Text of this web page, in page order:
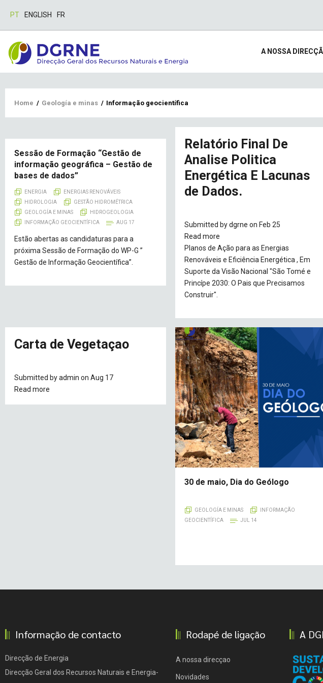
PT ENGLISH FR
A NOSSA
Breadcrumb
Home / Geología e minas / Informação geocientífica
Sessão de Formação “Gestão de
informação geográfica – Gestão de
bases de dados”
ENERGIA
ENERGIAS RENOVÁVEIS
HIDROLOGIA
GESTÃO HIDROMÉTRICA
GEOLOGÍA E MINAS
HIDROGEOLOGIA
INFORMAÇÃO GEOCIENTÍFICA
AUG 17
Estão abertas as candidaturas para a
próxima Sessão de Formação do WP-G ”
Gestão de Informação Geocientífica”.
Relatório Final De
Analise Politica
Energética E Lacunas
de Dados.
Submitted bydgrne on Feb 25
Read more
Relatório
Final
De
Analise
E
Lacunas
de
Dados.
Planos de Ação para as Energias
Renováveis e Eficiência Energética , Em
Suporte da Visão Nacional "São Tomé e
Princípe 2030: O Pais que Precisamos
Construir".
Carta de Vegetaçao
Submitted byadmin on Aug 17
Read more
30 de maio, Dia do Geólogo
GEOLOGÍA E MINAS
INFORMAÇÃO
GEOCIENTÍFICA
JUL 14
Informação de contacto
Direcção de Energia
Direcção Geral dos Recursos Naturais e Energia-
Rodapé de ligação
A nossa direcçao
Novidades
A